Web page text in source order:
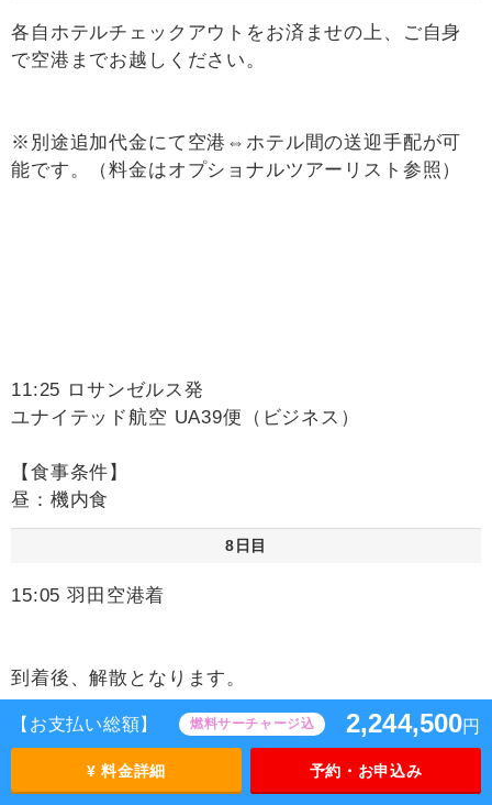
【お支払い総額】 燃料サーチャージ込 2,244,500円
¥ 料金詳細 予約・お申込み
各自ホテルチェックアウトをお済ませの上、ご自身
で空港までお越しください。
※別途追加代金にて空港⇔ホテル間の送迎手配が可
能です。（料金はオプショナルツアーリスト参照）
11:25 ロサンゼルス発
ユナイテッド航空 UA39便（ビジネス）
【食事条件】
昼：機内食
8日目
15:05 羽田空港着
到着後、解散となります。
≪お疲れ様でした≫
時間帯の目安